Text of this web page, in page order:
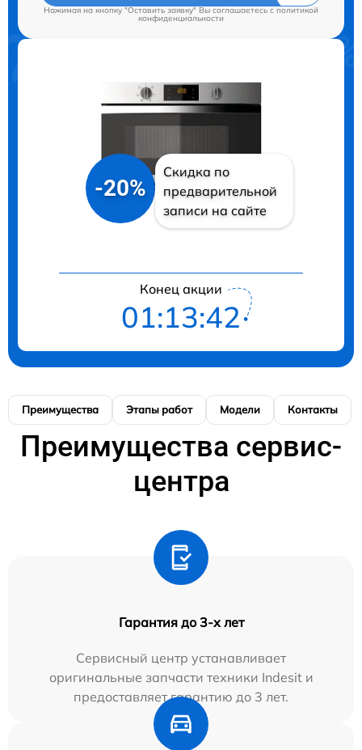
Нажимая на кнопку "Оставить заявку" Вы соглашаетесь cполитикой
конфиденциальности
-20%
Скидка по
предварительной
записи на сайте
Конец акции
01:13:41
Преимущества Этапы работ Модели Контакты
Преимущества сервис-
центра
Гарантия до 3-х лет
Сервисный центр устанавливает
оригинальные запчасти техники Indesit и
предоставляет гарантию до 3 лет.